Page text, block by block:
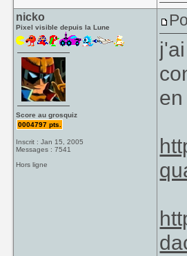
nicko
Pixel visible depuis la Lune
Score au grosquiz
0004797 pts.
Inscrit : Jan 15, 2005
Messages : 7541
Hors ligne